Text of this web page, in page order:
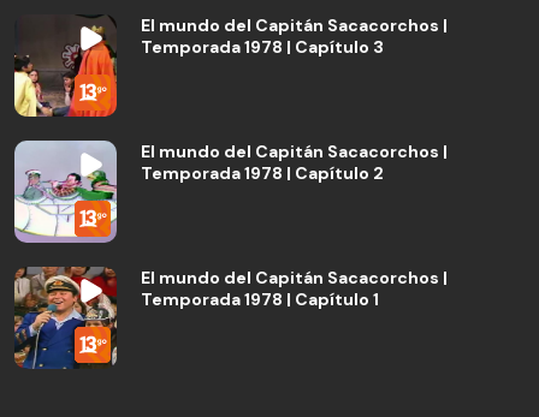
El mundo del Capitán Sacacorchos |
Temporada 1978 | Capítulo 3
El mundo del Capitán Sacacorchos |
Temporada 1978 | Capítulo 2
El mundo del Capitán Sacacorchos |
Temporada 1978 | Capítulo 1